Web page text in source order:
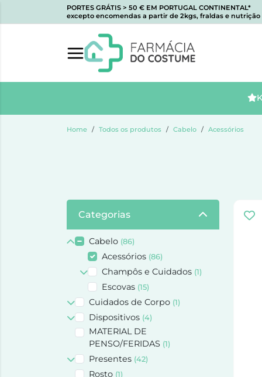
PORTES GRÁTIS > 50 € EM PORTUGAL CONTINENTAL*
excepto encomendas a partir de 2kgs, fraldas e
Home Todos os produtos Cabelo Acessórios
Categorias
Cabelo (86)
Acessórios (86)
Champôs e Cuidados (1)
Escovas (15)
Cuidados de Corpo (1)
Dispositivos (4)
MATERIAL DE
PENSO/FERIDAS (1)
Presentes (42)
Rosto (1)